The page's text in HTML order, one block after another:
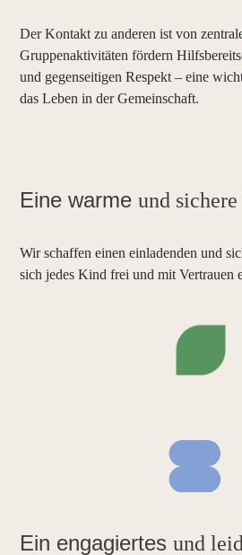
Der Kontakt zu anderen ist von
Gruppenaktivitäten fördern
und gegenseitigen Respekt – eine
das Leben in der Gemeinschaft.
Eine warmeund
Wir schaffen einen einladenden und
sich jedes Kind frei und mit Vertrauen
Ein engagiertesund